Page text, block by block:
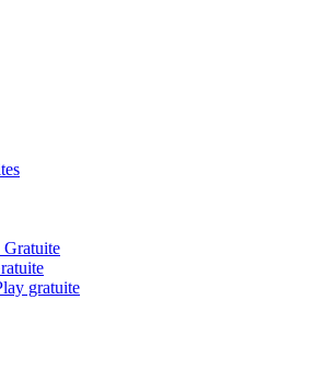
Gratuite
gratuite